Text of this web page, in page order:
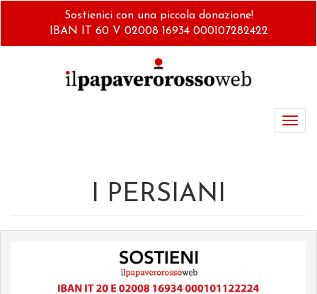
Sostienici con una piccola donazione!
IBAN IT 60 V 02008 16934 000107282422
I PERSIANI